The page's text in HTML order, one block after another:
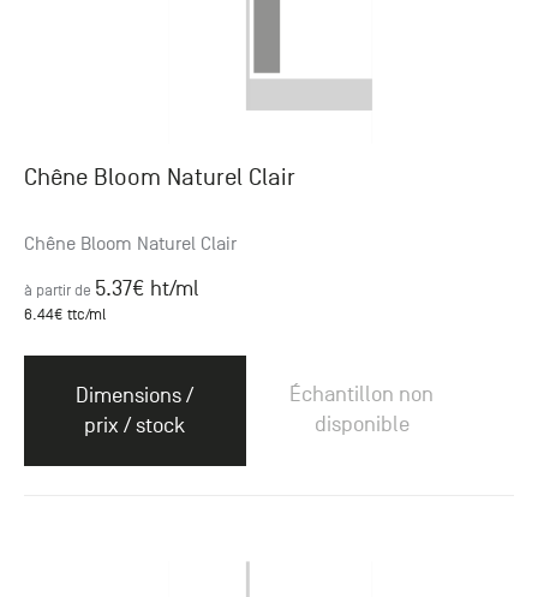
Chêne Bloom Naturel Clair
Chêne Bloom Naturel Clair
à partir de 5.37€ ht/ml
6.44€ ttc/ml
Dimensions /
prix / stock
Échantillon non
disponible